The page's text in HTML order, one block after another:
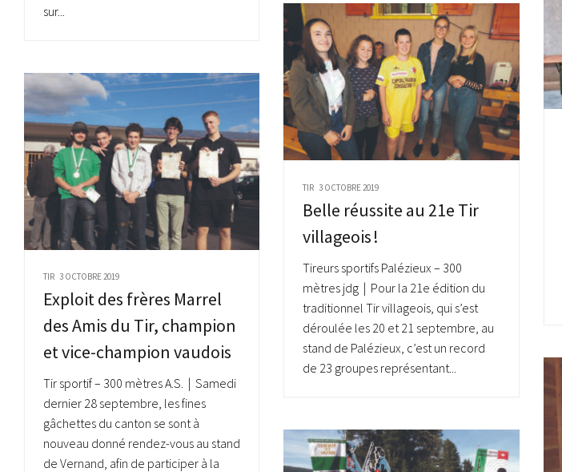
sur...
TIR 3 OCTOBRE 2019
Belle réussite au 21e Tir
villageois !
Tireurs sportifs Palézieux – 300
mètres jdg | Pour la 21e édition du
traditionnel Tir villageois, qui s’est
déroulée les 20 et 21 septembre, au
stand de Palézieux, c’est un record
de 23 groupes représentant...
TIR 3 OCTOBRE 2019
Exploit des frères Marrel
des Amis du Tir, champion
et vice-champion vaudois
Tir sportif – 300 mètres A.S. | Samedi
dernier 28 septembre, les fines
gâchettes du canton se sont à
nouveau donné rendez-vous au stand
de Vernand, afin de participer à la